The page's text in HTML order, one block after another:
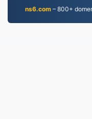
ns6.com – 800+